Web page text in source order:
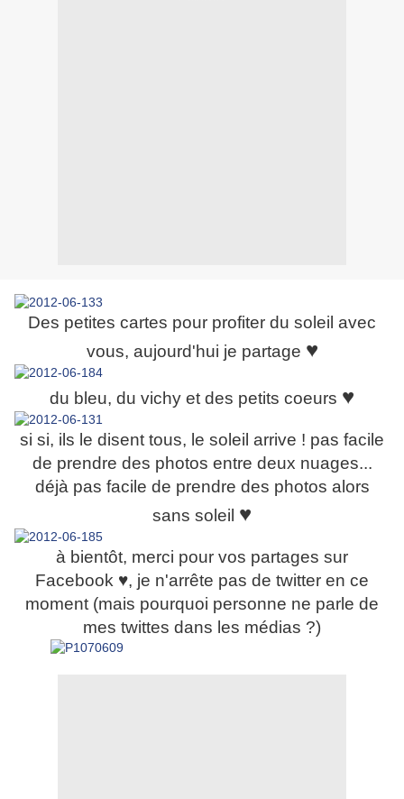
Des petites cartes pour profiter du soleil avec
vous, aujourd'hui je partage ♥
du bleu, du vichy et des petits coeurs ♥
si si, ils le disent tous, le soleil arrive ! pas facile
de prendre des photos entre deux nuages...
déjà pas facile de prendre des photos alors
sans soleil ♥
à bientôt, merci pour vos partages sur
Facebook ♥, je n'arrête pas de twitter en ce
moment (mais pourquoi personne ne parle de
mes twittes dans les médias ?)